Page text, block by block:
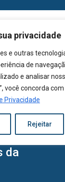
privacidade
e outras
de
e analisar
você concorda
Privacidade
Rejeitar
Institucional
da